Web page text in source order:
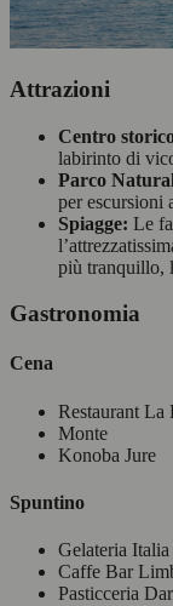
Attrazioni
Centro
labirinto di
Parco
per escursioni
Spiagge: Le
più tranquillo,
Gastronomia
Cena
Restaurant La
Monte
Konoba Jure
Spuntino
Gelateria Italia
Caffe Bar
Pasticceria